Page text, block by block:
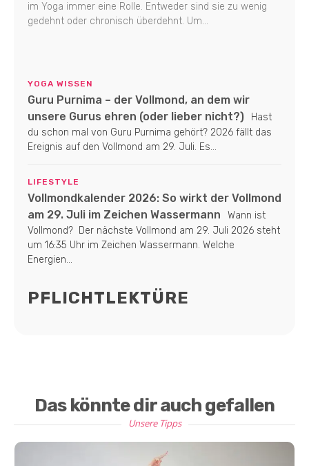
im Yoga immer eine Rolle. Entweder sind sie zu wenig
gedehnt oder chronisch überdehnt. Um...
YOGA WISSEN
Guru Purnima – der Vollmond, an dem wir
unsere Gurus ehren (oder lieber nicht?)
Hast
du schon mal von Guru Purnima gehört? 2026 fällt das
Ereignis auf den Vollmond am 29. Juli. Es...
LIFESTYLE
Vollmondkalender 2026: So wirkt der Vollmond
am 29. Juli im Zeichen Wassermann
Wann ist
Vollmond? Der nächste Vollmond am 29. Juli 2026 steht
um 16:35 Uhr im Zeichen Wassermann. Welche
Energien...
PFLICHTLEKTÜRE
Das könnte dir auch gefallen
Unsere Tipps